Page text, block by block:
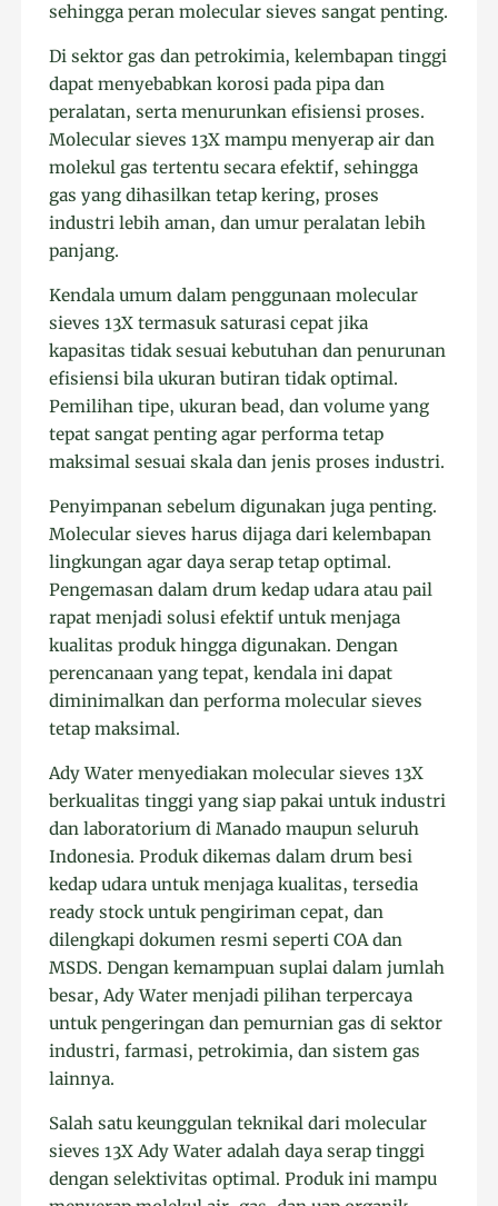
sehingga peran molecular sieves sangat penting.
Di sektor gas dan petrokimia, kelembapan tinggi
dapat menyebabkan korosi pada pipa dan
peralatan, serta menurunkan efisiensi proses.
Molecular sieves 13X mampu menyerap air dan
molekul gas tertentu secara efektif, sehingga
gas yang dihasilkan tetap kering, proses
industri lebih aman, dan umur peralatan lebih
panjang.
Kendala umum dalam penggunaan molecular
sieves 13X termasuk saturasi cepat jika
kapasitas tidak sesuai kebutuhan dan penurunan
efisiensi bila ukuran butiran tidak optimal.
Pemilihan tipe, ukuran bead, dan volume yang
tepat sangat penting agar performa tetap
maksimal sesuai skala dan jenis proses industri.
Penyimpanan sebelum digunakan juga penting.
Molecular sieves harus dijaga dari kelembapan
lingkungan agar daya serap tetap optimal.
Pengemasan dalam drum kedap udara atau pail
rapat menjadi solusi efektif untuk menjaga
kualitas produk hingga digunakan. Dengan
perencanaan yang tepat, kendala ini dapat
diminimalkan dan performa molecular sieves
tetap maksimal.
Ady Water menyediakan molecular sieves 13X
berkualitas tinggi yang siap pakai untuk industri
dan laboratorium di Manado maupun seluruh
Indonesia. Produk dikemas dalam drum besi
kedap udara untuk menjaga kualitas, tersedia
ready stock untuk pengiriman cepat, dan
dilengkapi dokumen resmi seperti COA dan
MSDS. Dengan kemampuan suplai dalam jumlah
besar, Ady Water menjadi pilihan terpercaya
untuk pengeringan dan pemurnian gas di sektor
industri, farmasi, petrokimia, dan sistem gas
lainnya.
Salah satu keunggulan teknikal dari molecular
sieves 13X Ady Water adalah daya serap tinggi
dengan selektivitas optimal. Produk ini mampu